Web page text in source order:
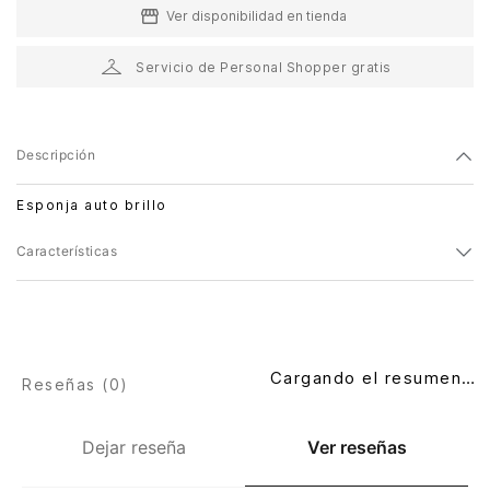
Ver disponibilidad en tienda
Servicio de Personal Shopper gratis
Descripción
Esponja auto brillo
Características
Dejar reseña Ver reseñas
Reseñas (0) Cargando el resumen…